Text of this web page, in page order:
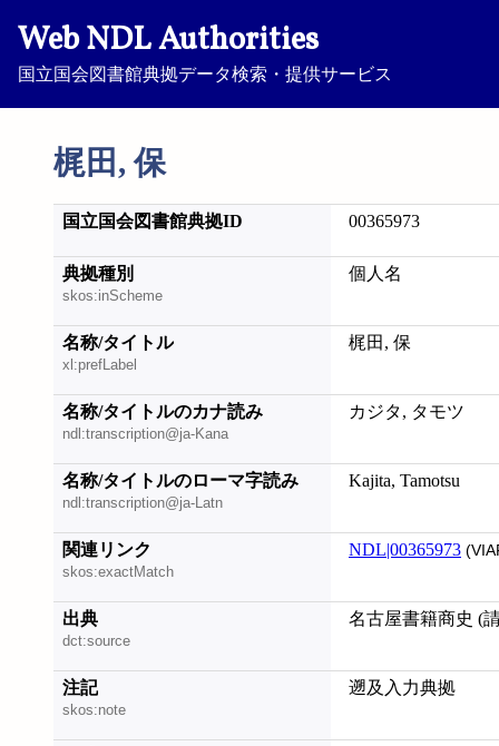
Web NDL Authorities
国立国会図書館典拠データ検索・提供サービス
梶田, 保
国立国会図書館典拠ID 00365973
典拠種別
skos:inScheme
個人名
名称/タイトル
xl:prefLabel
梶田, 保
名称/タイトルのカナ読み
ndl:transcription@ja-Kana
カジタ, タモツ
名称/タイトルのローマ字読み
ndl:transcription@ja-Latn
Kajita, Tamotsu
関連リンク
skos:exactMatch
NDL|00365973
出典
dct:source
名古屋書籍商史 (
注記
skos:note
遡及入力典拠